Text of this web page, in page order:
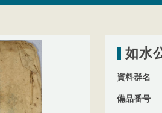
如水
資料群名
備品番号